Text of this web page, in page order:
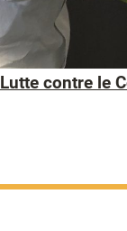
Lutte contre le